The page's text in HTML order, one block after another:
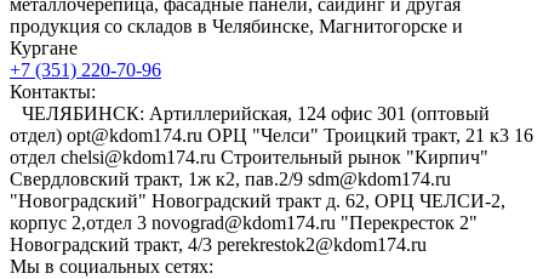
металлочерепица, фасадные панели, сайдинг и другая
продукция со складов в Челябинске, Магнитогорске и
Кургане
+7 (351) 220-70-96
Контакты:
ЧЕЛЯБИНСК: Артиллерийская, 124 офис 301 (оптовый
отдел) opt@kdom174.ru ОРЦ "Челси" Троицкий тракт, 21 к3 16
отдел chelsi@kdom174.ru Строительный рынок "Кирпич"
Свердловский тракт, 1ж к2, пав.2/9 sdm@kdom174.ru
"Новоградский" Новоградский тракт д. 62, ОРЦ ЧЕЛСИ-2,
корпус 2,отдел 3 novograd@kdom174.ru "Перекресток 2"
Новоградский тракт, 4/3 perekrestok2@kdom174.ru
Мы в социальных сетях: